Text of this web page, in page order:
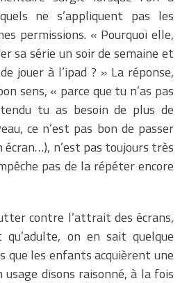
ne s’appliquent pas les
permissions. « Pourquoi elle,
sa série un soir de semaine et
jouer à l’ipad ? » La réponse,
sens, « parce que tu n’as pas
tu as besoin de plus de
ce n’est pas bon de passer
écran…), n’est pas toujours très
pas de la répéter encore
contre l’attrait des écrans,
on en sait quelque
que les enfants acquièrent une
disons raisonné, à la fois